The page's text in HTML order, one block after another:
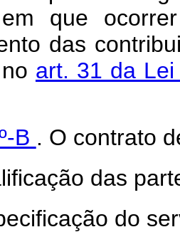
que
das
art. 31 da
B . O contrato
das
do